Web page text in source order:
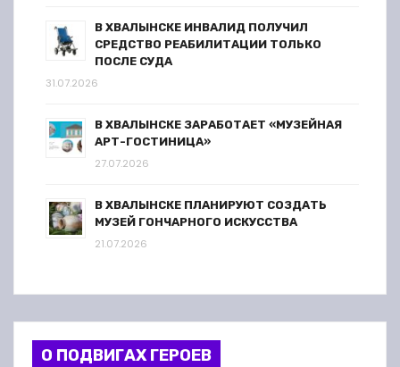
В ХВАЛЫНСКЕ ИНВАЛИД ПОЛУЧИЛ
СРЕДСТВО РЕАБИЛИТАЦИИ ТОЛЬКО
ПОСЛЕ СУДА
31.07.2026
В ХВАЛЫНСКЕ ЗАРАБОТАЕТ «МУЗЕЙНАЯ
АРТ-ГОСТИНИЦА»
27.07.2026
В ХВАЛЫНСКЕ ПЛАНИРУЮТ СОЗДАТЬ
МУЗЕЙ ГОНЧАРНОГО ИСКУССТВА
21.07.2026
О ПОДВИГАХ ГЕРОЕВ